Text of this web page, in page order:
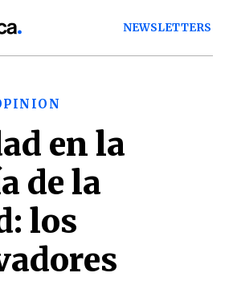
NEWSLETTERS
en la
de la
los